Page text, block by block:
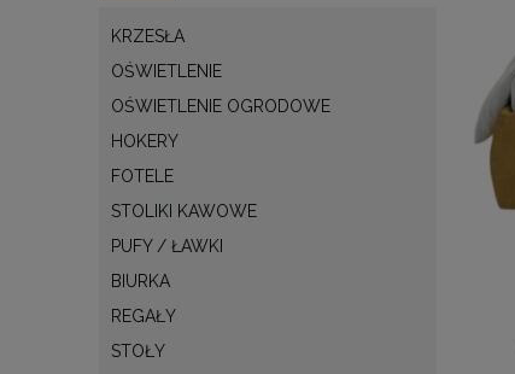
KRZESŁA
OŚWIETLENIE
OŚWIETLENIE OGRODOWE
HOKERY
FOTELE
STOLIKI KAWOWE
PUFY / ŁAWKI
BIURKA
REGAŁY
STOŁY